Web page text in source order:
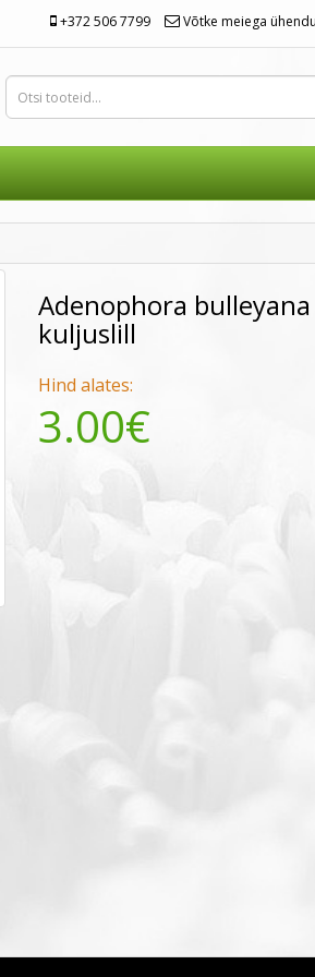
+372 506 7799 Võtke meiega
Adenophora
kuljuslill
3.00€
Hind alates: